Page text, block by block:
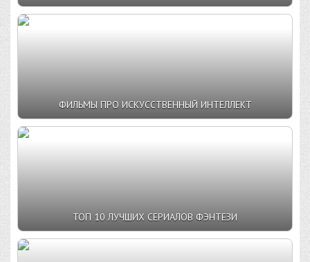
ФИЛЬМЫ ПРО ИСКУССТВЕННЫЙ ИНТЕЛЛЕКТ
ТОП 10 ЛУЧШИХ СЕРИАЛОВ ФЭНТЕЗИ